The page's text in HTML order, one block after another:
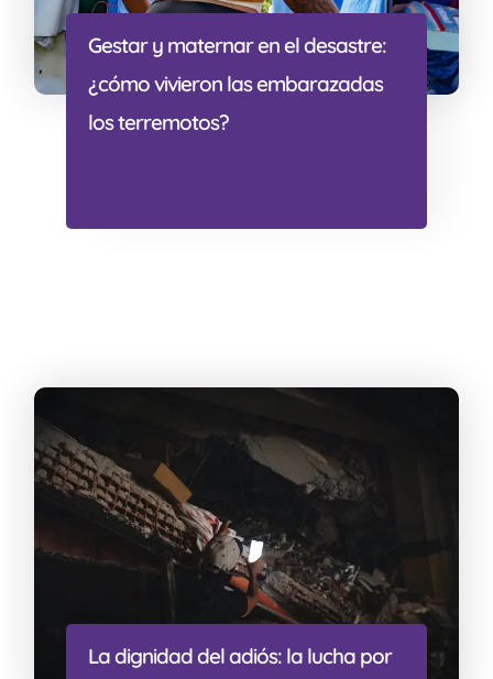
Gestar y maternar en el desastre:
¿cómo vivieron las embarazadas
los terremotos?
La dignidad del adiós: la lucha por